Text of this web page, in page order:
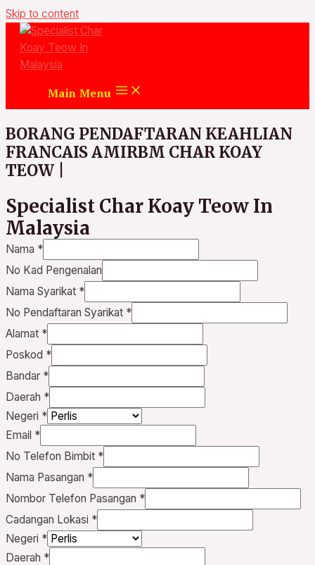
Skip to content
Main Menu
BORANG PENDAFTARAN KEAHLIAN
FRANCAIS AMIRBM CHAR KOAY
TEOW
Specialist Char Koay Teow In
Malaysia
Nama *
No Kad Pengenalan
Nama Syarikat *
No Pendaftaran Syarikat *
Alamat *
Poskod *
Bandar *
Daerah *
Negeri *
Email *
No Telefon Bimbit *
Nama Pasangan *
Nombor Telefon Pasangan *
Cadangan Lokasi *
Negeri *
Daerah *